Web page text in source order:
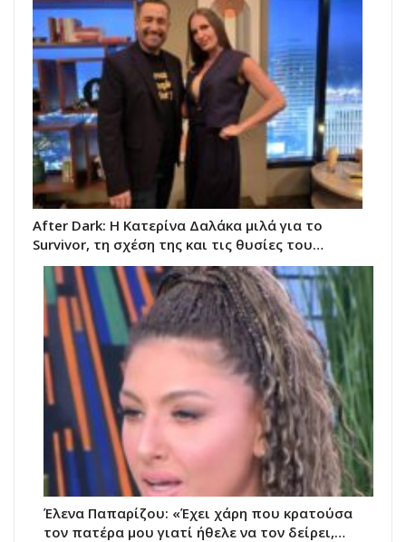
After Dark: Η Κατερίνα Δαλάκα μιλά για το
Survivor, τη σχέση της και τις θυσίες του…
Έλενα Παπαρίζου: «Έχει χάρη που κρατούσα
τον πατέρα μου γιατί ήθελε να τον δείρει,…